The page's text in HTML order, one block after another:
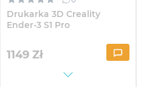
Drukarka 3D Creality
Ender-3 S1 Pro
1149 Zł